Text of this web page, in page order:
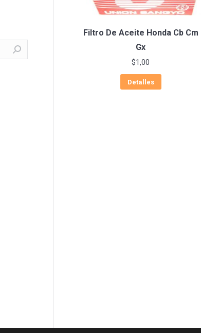
Filtro De Aceite Honda Cb Cm
Gx
$1,00
Detalles